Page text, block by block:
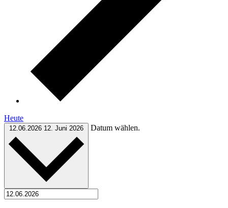
Heute
12.06.2026 12. Juni 2026 Datum wählen.